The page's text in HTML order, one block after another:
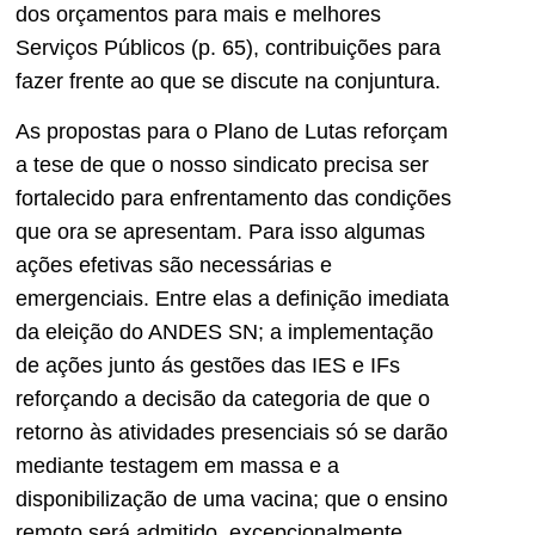
dos orçamentos para mais e melhores
Serviços Públicos (p. 65), contribuições para
fazer frente ao que se discute na conjuntura.
As propostas para o Plano de Lutas reforçam
a tese de que o nosso sindicato precisa ser
fortalecido para enfrentamento das condições
que ora se apresentam. Para isso algumas
ações efetivas são necessárias e
emergenciais. Entre elas a definição imediata
da eleição do ANDES SN; a implementação
de ações junto ás gestões das IES e IFs
reforçando a decisão da categoria de que o
retorno às atividades presenciais só se darão
mediante testagem em massa e a
disponibilização de uma vacina; que o ensino